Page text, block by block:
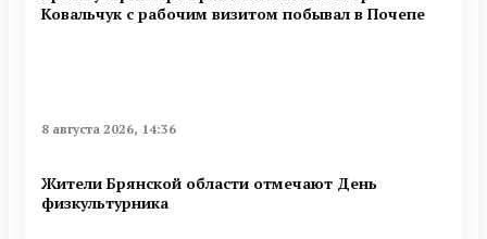
Ковальчук с рабочим визитом побывал в Почепе
8 августа 2026, 14:36
Жители Брянской области отмечают День
физкультурника